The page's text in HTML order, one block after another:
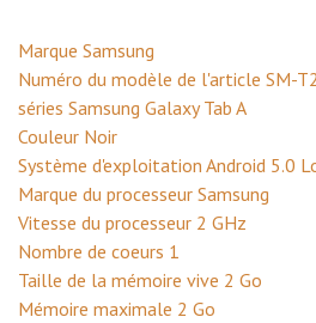
Marque ‎Samsung
Numéro du modèle de l'article ‎SM-
séries ‎Samsung Galaxy Tab A
Couleur ‎Noir
Système d'exploitation ‎Android 5.0
Marque du processeur ‎Samsung
Vitesse du processeur ‎2 GHz
Nombre de coeurs ‎1
Taille de la mémoire vive ‎2 Go
Mémoire maximale ‎2 Go